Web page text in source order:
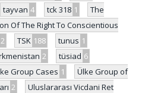
tayvan 4 tck 318 1
The
Of The Right To Conscientious
2 TSK 188 tunus 1
2 tüsiad 6
Group Cases 1
Ülke Group of
2
Uluslararası Vicdani Ret